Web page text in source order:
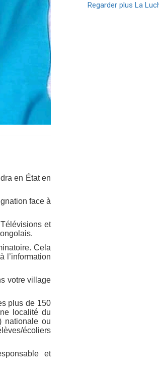
en État en
face à
et
Cela
l’information
votre village
plus de 150
localité du
nationale ou
écoliers
et
Regarder plus La